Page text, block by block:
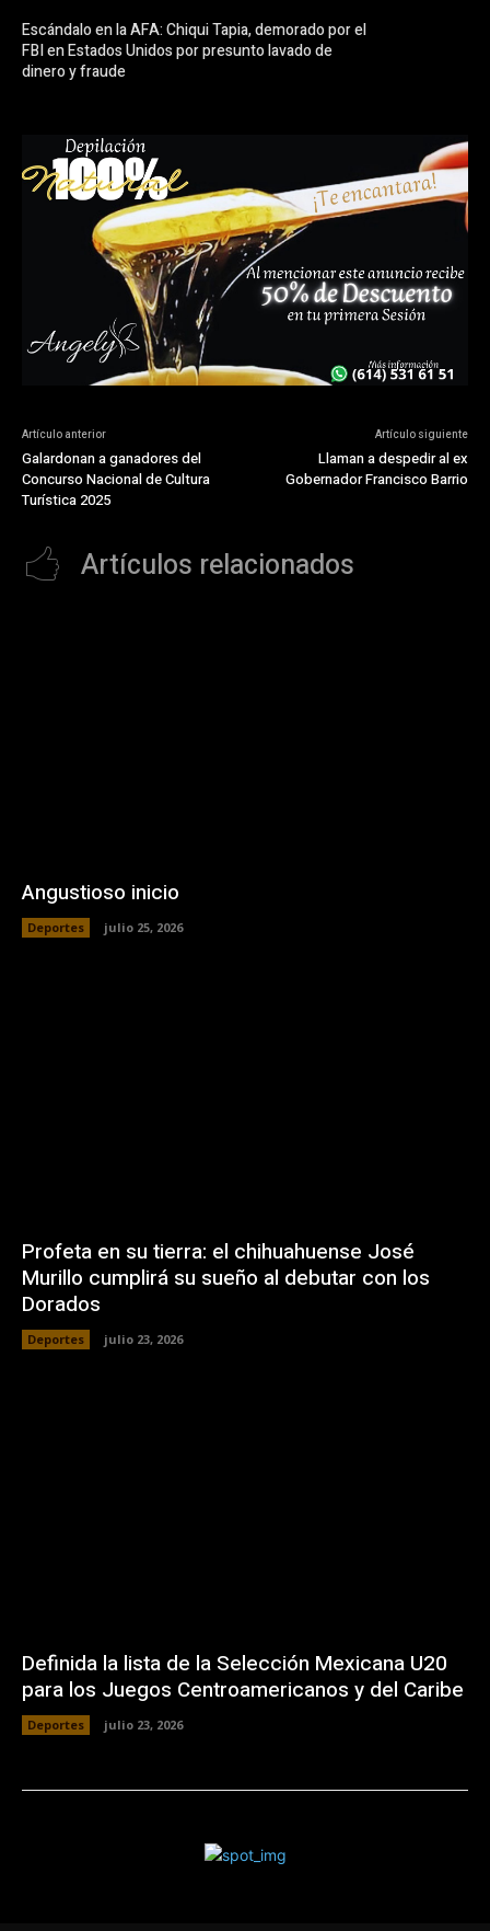
Escándalo en la AFA: Chiqui Tapia, demorado por el
FBI en Estados Unidos por presunto lavado de
dinero y fraude
Artículo anterior
Galardonan a ganadores del
Concurso Nacional de Cultura
Turística 2025
Artículo siguiente
Llaman a despedir al ex
Gobernador Francisco Barrio
Artículos relacionados
Angustioso inicio
Deportes julio 25, 2026
Profeta en su tierra: el chihuahuense José
Murillo cumplirá su sueño al debutar con los
Dorados
Deportes julio 23, 2026
Definida la lista de la Selección Mexicana U20
para los Juegos Centroamericanos y del Caribe
Deportes julio 23, 2026